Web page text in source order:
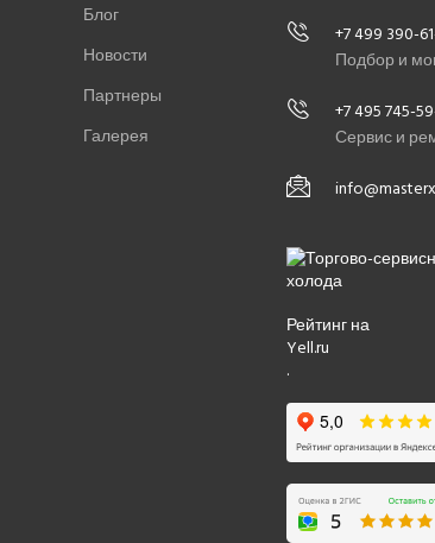
Блог
Новости
Партнеры
Галерея
+7 499 390-
Подбор и
+7 495 745-
Сервис и
Рейтинг на
Yell.ru
.